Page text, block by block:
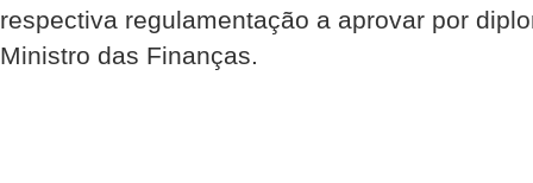
respectiva regulamentação a aprovar por
Ministro das Finanças.